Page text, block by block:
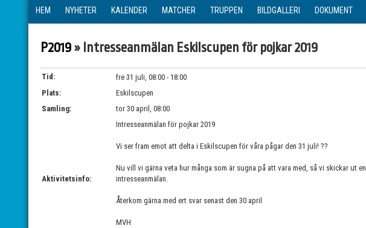
HEM NYHETER KALENDER MATCHER TRUPPEN BILDGALLERI DOKUMENT
P2019 » Intresseanmälan Eskilscupen för pojkar 2019
Tid:
fre 31 juli, 08:00 - 18:00
Plats:
Eskilscupen
Samling:
tor 30 april, 08:00
Aktivitetsinfo:
Intresseanmälan för pojkar 2019
Vi ser fram emot att delta i Eskilscupen för våra pågar den 31 juli! ??
Nu vill vi gärna veta hur många som är sugna på att vara med, så vi skickar ut en
intresseanmälan.
Återkom gärna med ert svar senast den 30 april
MVH